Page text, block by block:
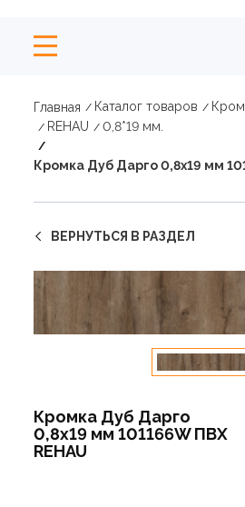
Главная Каталог товаров
REHAU
0,8*19 мм.
Кромка Дуб Дарго 0,8х19 мм
ВЕРНУТЬСЯ В РАЗДЕЛ
Кромка Дуб Дарго
0,8х19 мм 101166W ПВХ
REHAU